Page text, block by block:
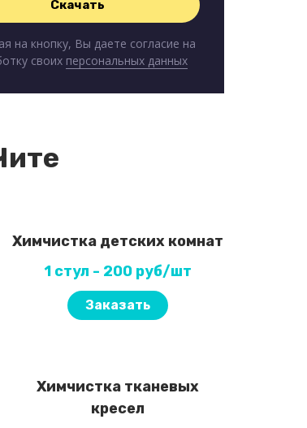
на кнопку, Вы даете согласие на
своих персональных данных
Химчистка детских комнат
1 стул - 200 руб/шт
Заказать
Химчистка тканевых
кресел